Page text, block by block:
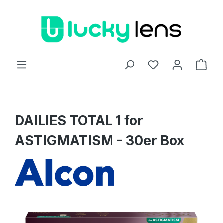
DAILIES TOTAL 1 for
ASTIGMATISM - 30er Box
Bildergalerie überspringen